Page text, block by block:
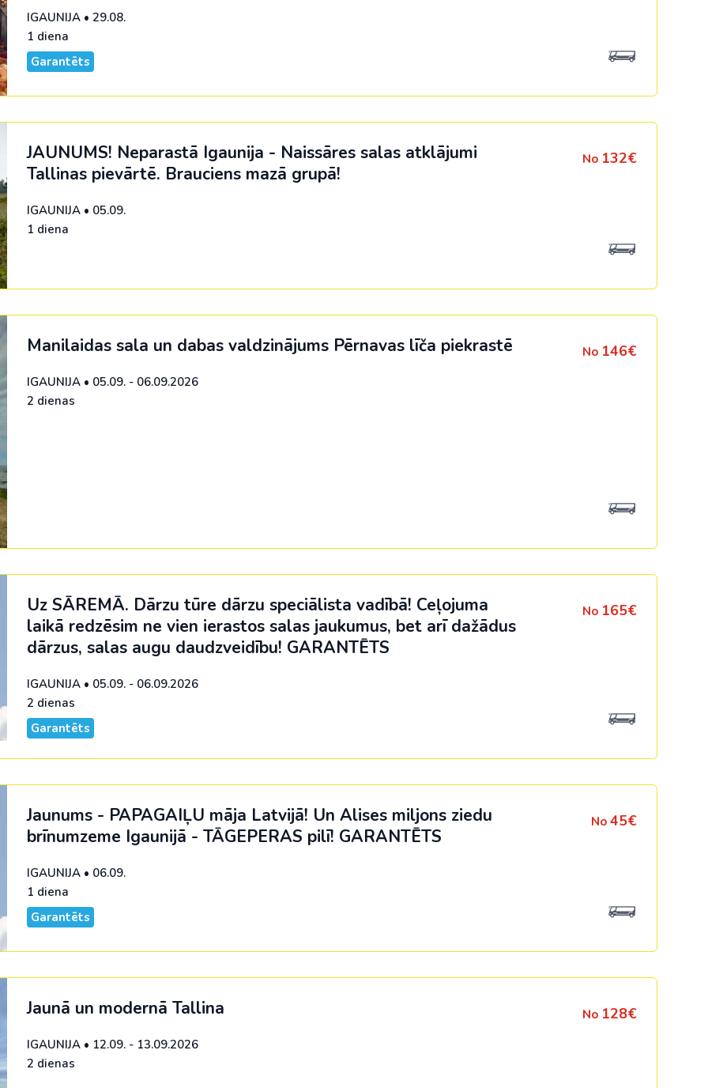
IGAUNIJA• 29.08.
1 diena
Garantēts
JAUNUMS! Neparastā Igaunija - Naissāres salas atklājumi
Tallinas pievārtē. Brauciens mazā grupā!
IGAUNIJA• 05.09.
1 diena
No 132€
Manilaidas sala un dabas valdzinājums Pērnavas līča piekrastē
IGAUNIJA• 05.09. - 06.09.2026
2 dienas
No 146€
Uz SĀREMĀ. Dārzu tūre dārzu speciālista vadībā! Ceļojuma
laikā redzēsim ne vien ierastos salas jaukumus, bet arī dažādus
dārzus, salas augu daudzveidību! GARANTĒTS
IGAUNIJA• 05.09. - 06.09.2026
2 dienas
Garantēts
No 165€
Jaunums - PAPAGAIĻU māja Latvijā! Un Alises miljons ziedu
brīnumzeme Igaunijā - TĀGEPERAS pilī! GARANTĒTS
IGAUNIJA• 06.09.
1 diena
Garantēts
No 45€
Jaunā un modernā Tallina
IGAUNIJA• 12.09. - 13.09.2026
2 dienas
No 128€